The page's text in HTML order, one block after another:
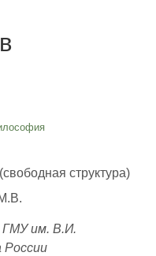
структура)
им. В.И.
России